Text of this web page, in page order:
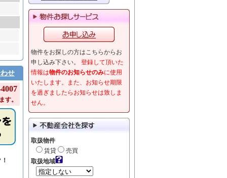
せ
す。
物件をお探しの方はこちらからお
申し込み下さい。 登録して頂いた
情報は物件のお知らせのみに使用
いたします。また、お知らせ期限
を過ぎましたらお知らせは致しま
せん。
取扱物件
賃貸
売買
取扱地域